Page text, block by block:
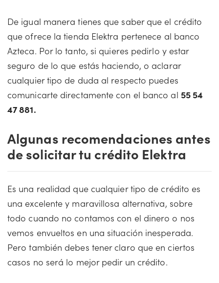
De igual manera tienes que saber que el crédito
que ofrece la tienda Elektra pertenece al banco
Azteca. Por lo tanto, si quieres pedirlo y estar
seguro de lo que estás haciendo, o aclarar
cualquier tipo de duda al respecto puedes
comunicarte directamente con el banco al 55 54
47 881.
Algunas recomendaciones antes
de solicitar tu crédito Elektra
Es una realidad que cualquier tipo de crédito es
una excelente y maravillosa alternativa, sobre
todo cuando no contamos con el dinero o nos
vemos envueltos en una situación inesperada.
Pero también debes tener claro que en ciertos
casos no será lo mejor pedir un crédito.